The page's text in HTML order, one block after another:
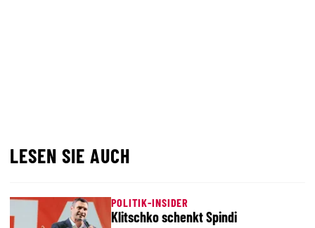
LESEN SIE AUCH
POLITIK-INSIDER
Klitschko schenkt Spindi